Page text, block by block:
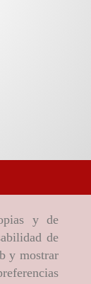
y de
de
y mostrar